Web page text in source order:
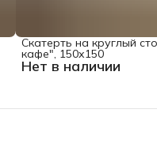
Нет в наличии
Скатерть на круглый
кафе", 150х150